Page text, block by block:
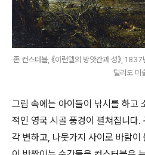
존 컨스터블, 《아런델의 방앗간과 성》,
털리도 미
그림 속에는 아이들이 낚시를 하고
적인 영국 시골 풍경이 펼쳐집니다
각 변하고, 나뭇가지 사이로 바람